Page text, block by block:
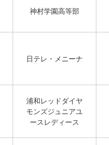
神村学園高等部
日テレ・メニーナ
浦和レッドダイヤ
モンズジュニアユ
ースレディース